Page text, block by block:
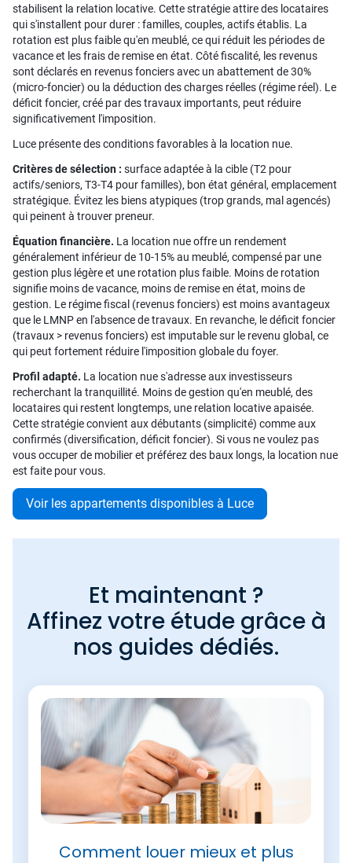
stabilisent la relation locative. Cette stratégie attire des locataires
qui s'installent pour durer : familles, couples, actifs établis. La
rotation est plus faible qu'en meublé, ce qui réduit les périodes de
vacance et les frais de remise en état. Côté fiscalité, les revenus
sont déclarés en revenus fonciers avec un abattement de 30%
(micro-foncier) ou la déduction des charges réelles (régime réel). Le
déficit foncier, créé par des travaux importants, peut réduire
significativement l'imposition.
Luce présente des conditions favorables à la location nue.
Critères de sélection : surface adaptée à la cible (T2 pour
actifs/seniors, T3-T4 pour familles), bon état général, emplacement
stratégique. Évitez les biens atypiques (trop grands, mal agencés)
qui peinent à trouver preneur.
Équation financière. La location nue offre un rendement
généralement inférieur de 10-15% au meublé, compensé par une
gestion plus légère et une rotation plus faible. Moins de rotation
signifie moins de vacance, moins de remise en état, moins de
gestion. Le régime fiscal (revenus fonciers) est moins avantageux
que le LMNP en l'absence de travaux. En revanche, le déficit foncier
(travaux > revenus fonciers) est imputable sur le revenu global, ce
qui peut fortement réduire l'imposition globale du foyer.
Profil adapté. La location nue s'adresse aux investisseurs
recherchant la tranquillité. Moins de gestion qu'en meublé, des
locataires qui restent longtemps, une relation locative apaisée.
Cette stratégie convient aux débutants (simplicité) comme aux
confirmés (diversification, déficit foncier). Si vous ne voulez pas
vous occuper de mobilier et préférez des baux longs, la location nue
est faite pour vous.
Voir les appartements disponibles à Luce
Et maintenant ?
Affinez votre étude grâce à
nos guides dédiés.
Comment louer mieux et plus